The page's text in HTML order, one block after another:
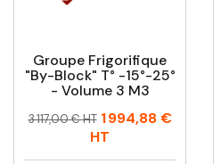
Groupe Frigorifique
"By-Block" T° -15°-25°
- Volume 3 M3
Prix
Prix
3 117,00 € HT 1 994,88 €
HT